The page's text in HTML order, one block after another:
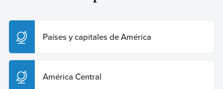
Sposob, Gustavo (24 de octubre de 2024).Países de
el 29 de julio de 2026 de
https://humanidades.com/paises-de-centroamerica/
Copiar cita
Países y capitales de América
América Central